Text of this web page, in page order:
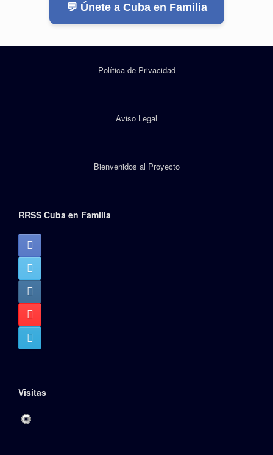
💬 Únete a Cuba en Familia
Política de Privacidad
Aviso Legal
Bienvenidos al Proyecto
RRSS Cuba en Familia
Visitas